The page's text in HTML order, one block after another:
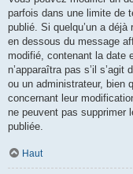
parfois dans une limite de
publié. Si quelqu’un a
en dessous du message
modifié, contenant la date
n’apparaîtra pas s’il
ou un administrateur, bien
concernant leur
ne peuvent pas supprimer
publiée.
Haut